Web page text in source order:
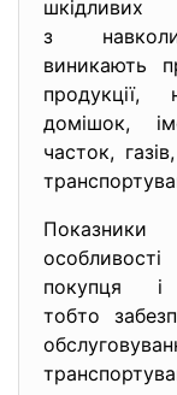
з
виникають
продукції,
домішок,
часток,
покупця і
тобто